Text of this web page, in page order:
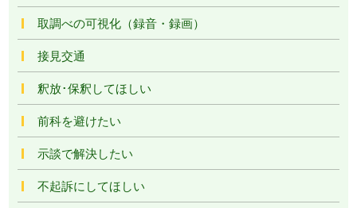
取調べの可視化（録音・録画）
接見交通
釈放･保釈してほしい
前科を避けたい
示談で解決したい
不起訴にしてほしい